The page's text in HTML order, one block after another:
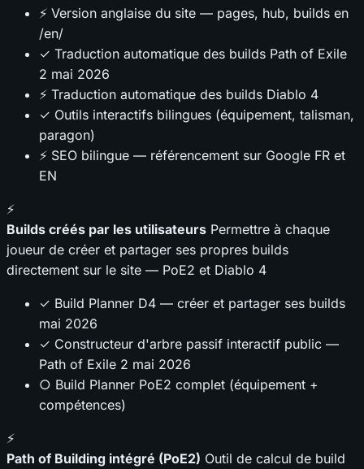
⚡ Version anglaise du site — pages, hub, builds en
/en/
✓ Traduction automatique des builds Path of Exile
2 mai 2026
⚡ Traduction automatique des builds Diablo 4
✓ Outils interactifs bilingues (équipement, talisman,
paragon)
⚡ SEO bilingue — référencement sur Google FR et
EN
⚡
Builds créés par les utilisateurs Permettre à chaque
joueur de créer et partager ses propres builds
directement sur le site — PoE2 et Diablo 4
✓ Build Planner D4 — créer et partager ses builds
mai 2026
✓ Constructeur d'arbre passif interactif public —
Path of Exile 2 mai 2026
○ Build Planner PoE2 complet (équipement +
compétences)
⚡
Path of Building intégré (PoE2) Outil de calcul de build